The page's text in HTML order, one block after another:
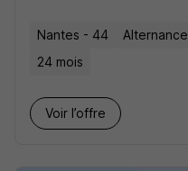
Nantes - 44 Alternance
24 mois
Voir l’offre